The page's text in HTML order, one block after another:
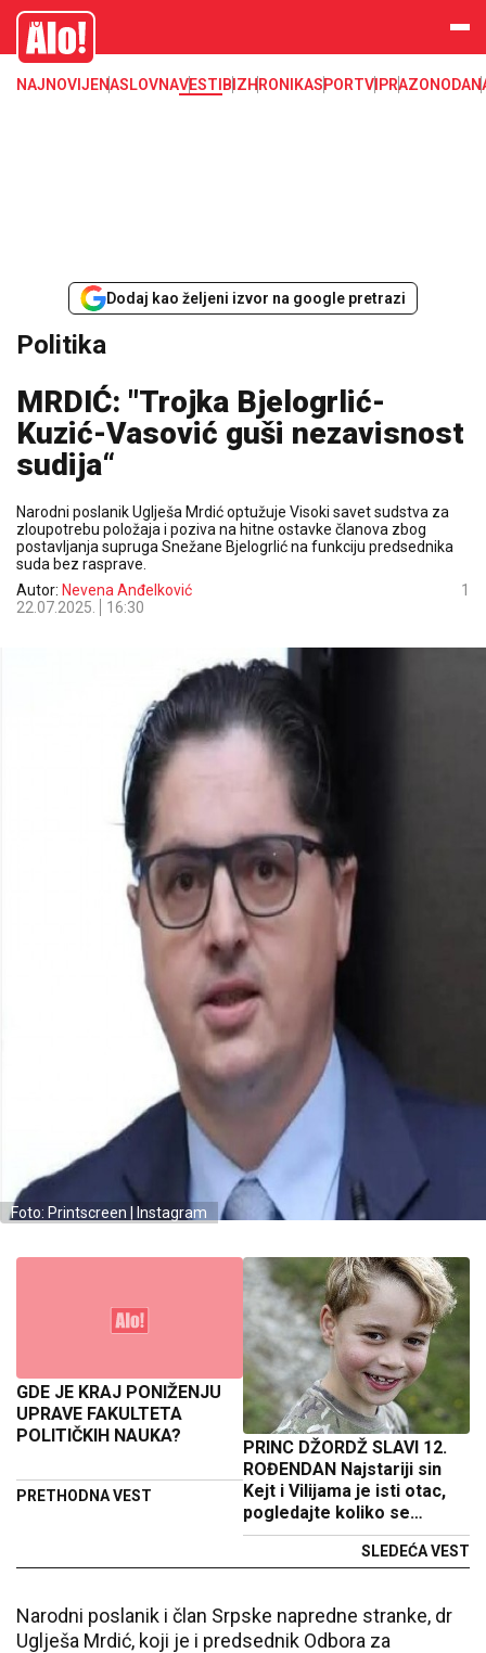
Alo
NAJNOVIJENASLOVNAVESTI BIZHRONIKASPORTVIPRAZONODA
Dodaj kao željeni izvor na google pretrazi
Politika
MRDIĆ: "Trojka Bjelogrlić-
Kuzić-Vasović guši nezavisnost
sudija“
Narodni poslanik Uglješa Mrdić optužuje Visoki savet sudstva za
zloupotrebu položaja i poziva na hitne ostavke članova zbog
postavljanja supruga Snežane Bjelogrlić na funkciju predsednika
suda bez rasprave.
Autor: Nevena Anđelković
22.07.2025.
16:30
1
Foto: Printscreen | Instagram
GDE JE KRAJ PONIŽENJU
UPRAVE FAKULTETA
POLITIČKIH NAUKA?
PRETHODNA VEST
PRINC DŽORDŽ SLAVI 12.
ROĐENDAN Najstariji sin
Kejt i Vilijama je isti otac,
pogledajte koliko se
promenio
SLEDEĆA VEST
Narodni poslanik i član Srpske napredne stranke, dr
Uglješa Mrdić, koji je i predsednik Odbora za